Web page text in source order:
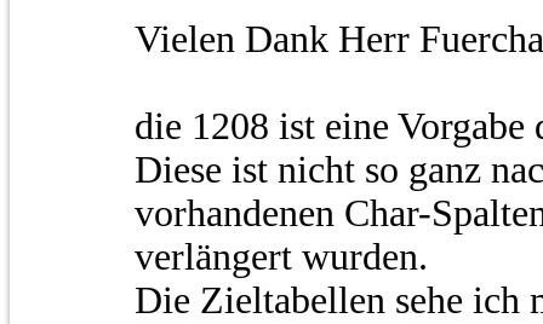
Vielen Dank Herr
die 1208 ist eine
Diese ist nicht so ganz
vorhandenen Char-
verlängert wurden.
Die Zieltabellen sehe ich